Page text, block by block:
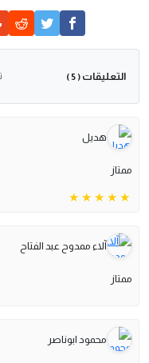
التعليقات ( 5 )
هديل
ممتاز
آلاء ممدوح عبد الفتاح
ممتاز
محمود ابوناصر